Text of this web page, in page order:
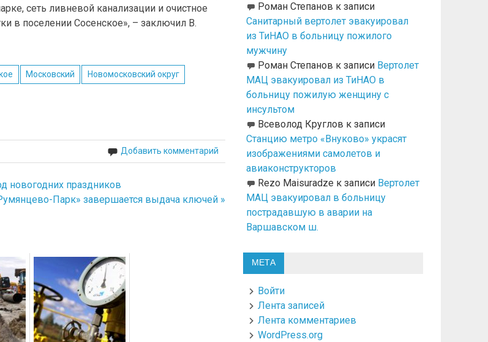
сеть ливневой канализации и очистное
в поселении Сосенское», – заключил В.
Московский Новомосковский округ
Добавить комментарий
новогодних праздников
Парк» завершается выдача ключей »
Роман Степанов к записи
Санитарный вертолет эвакуировал
из ТиНАО в больницу пожилого
мужчину
Роман Степанов к записи Вертолет
МАЦ эвакуировал из ТиНАО в
больницу пожилую женщину с
инсультом
Всеволод Круглов к записи
Станцию метро «Внуково» украсят
изображениями самолетов и
авиаконструкторов
Rezo Maisuradze к записи Вертолет
МАЦ эвакуировал в больницу
пострадавшую в аварии на
Варшавском ш.
МЕТА
Войти
Лента записей
Лента комментариев
WordPress.org